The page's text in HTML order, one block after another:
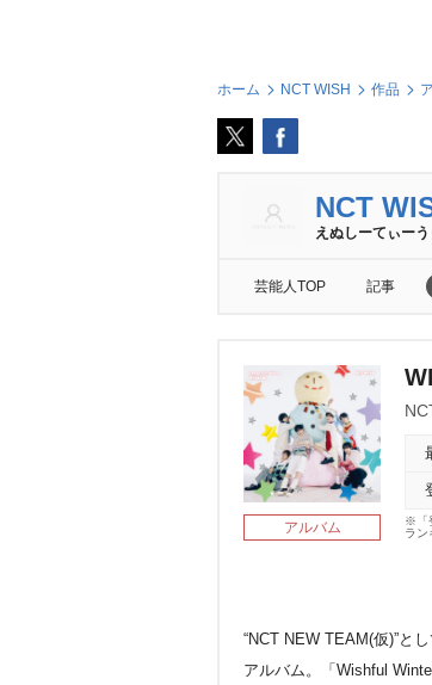
ホーム NCT WISH 作品
NCT
えぬしーてぃー
芸能人TOP 記事
アルバム ※「
ラン
“NCT NEW TEAM(仮)”と
アルバム。「Wishful